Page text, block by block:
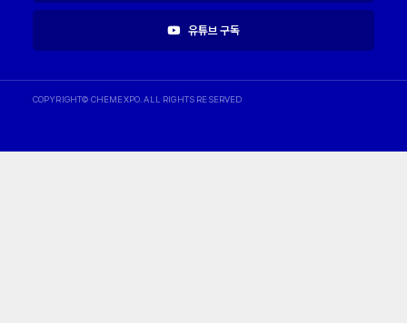
유튜브 구독
COPYRIGHT© CHEMEXPO. ALL RIGHTS RESERVED